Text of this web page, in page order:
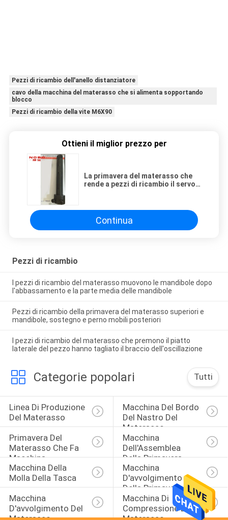
Pezzi di ricambio dell'anello distanziatore
cavo della macchina del materasso che si alimenta sopportando
blocco
Pezzi di ricambio della vite M6X90
Ottieni il miglior prezzo per
La primavera del materasso che
rende a pezzi di ricambio il servo
Continua
Pezzi di ricambio
I pezzi di ricambio del materasso muovono le mandibole dopo
l'abbassamento e la parte media delle mandibole
Pezzi di ricambio della primavera del materasso superiori e
mandibole, sostegno e perno mobili posteriori
I pezzi di ricambio del materasso che premono il piatto
laterale del pezzo hanno tagliato il braccio dell'oscillazione
Categorie popolari Tutti
Linea Di Produzione
Del Materasso
Macchina Del Bordo
Del Nastro Del
Materasso
Primavera Del
Materasso Che Fa
Macchina
Macchina
Dell'Assemblea
Della Primavera
Macchina Della
Molla Della Tasca
Macchina
D'avvolgimento
Della Primavera Del
Materasso
Macchina
D'avvolgimento Del
Macchina Di
Compressione Del